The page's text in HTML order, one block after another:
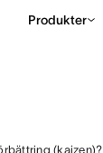
Produkter
(kaizen)?